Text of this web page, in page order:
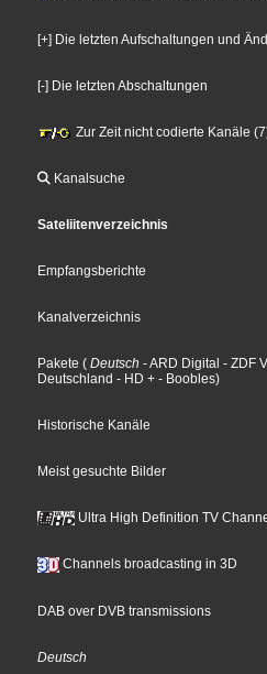
[+] Die letzten Aufschaltungen und
[-] Die letzten Abschaltungen
Zur Zeit nicht codierte Kanäle
Kanalsuche
Sateliitenverzeichnis
Empfangsberichte
Kanalverzeichnis
Pakete ( Deutsch - ARD Digital - ZDF
Deutschland - HD + - Boobles)
Historische Kanäle
Meist gesuchte Bilder
Ultra High Definition TV
Channels broadcasting in 3D
DAB over DVB transmissions
Deutsch